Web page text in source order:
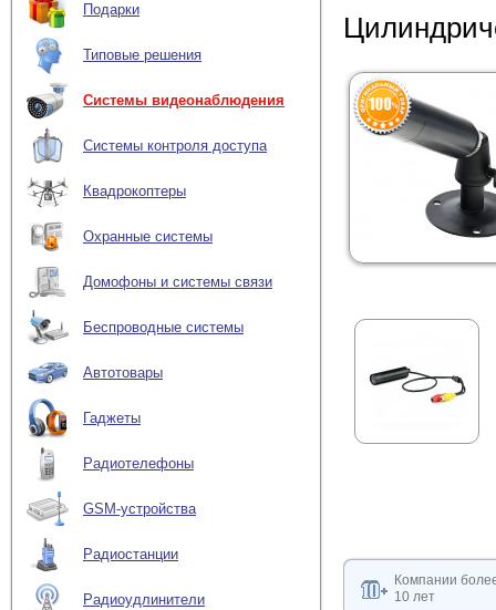
Подарки
Типовые решения
Системы видеонаблюдения
Системы контроля доступа
Квадрокоптеры
Охранные системы
Домофоны и системы связи
Беспроводные системы
Автотовары
Гаджеты
Радиотелефоны
GSM-устройства
Радиостанции
Радиоудлинители
Компании
10 лет